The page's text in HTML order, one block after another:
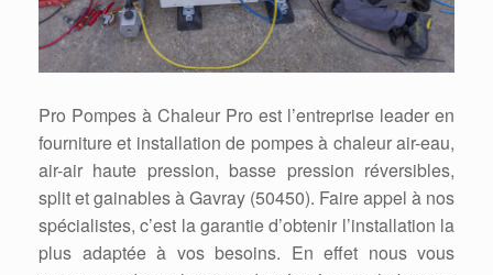
Pro Pompes à Chaleur Pro est l’entreprise leader en
fourniture et installation de pompes à chaleur air-eau,
air-air haute pression, basse pression réversibles,
split et gainables à Gavray (50450). Faire appel à nos
spécialistes, c’est la garantie d’obtenir l’installation la
plus adaptée à vos besoins. En effet nous vous